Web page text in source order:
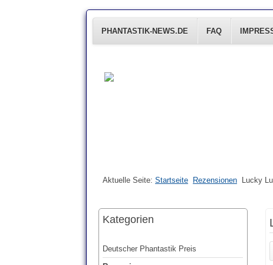
PHANTASTIK-NEWS.DE FAQ
Aktuelle Seite: Startseite Rezensionen Lucky
Kategorien
Deutscher Phantastik Preis